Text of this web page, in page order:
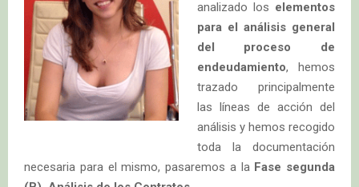
analizado los elementos
para el análisis general
del proceso de
endeudamiento, hemos
trazado principalmente
las líneas de acción del
análisis y hemos recogido
toda la documentación
necesaria para el mismo, pasaremos a la Fase segunda